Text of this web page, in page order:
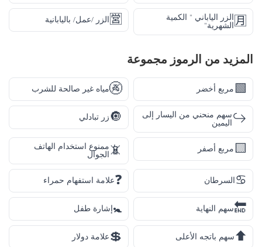
🈷️ الزر الياباني " الكمية
الشهرية"
🈺 الزر /عمل/ باليابانية
المزيد من الرموز مجموعة
🟩مربع أخضر 🚱مياه غير صالحة للشرب
↪️سهم منحني من اليسار إلى
اليمين
🔘زر تبادلي
🟨مربع أصفر 📵ممنوع استخدام الهاتف
الجوال
♋السرطان ❓علامة استفهام حمراء
🔚سهم النهاية 🚼إشارة طفل
⬆️سهم باتجه الأعلى 💲علامة دولار